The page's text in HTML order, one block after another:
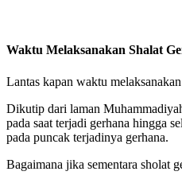
Waktu Melaksanakan Shalat
Lantas kapan waktu
Dikutip dari laman
pada saat terjadi gerhana hingga
pada puncak terjadinya gerhana.
Bagaimana jika sementara sholat